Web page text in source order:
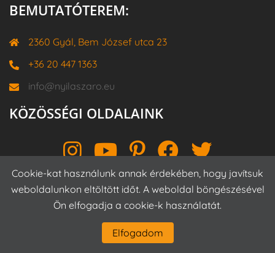
BEMUTATÓTEREM:
2360 Gyál, Bem József utca 23
+36 20 447 1363
info@nyilaszaro.eu
KÖZÖSSÉGI OLDALAINK
InstagramYouTubePinterest FacebookTwitter
Proudly powered by WordPress
Cookie-kat használunk annak érdekében, hogy javítsuk
weboldalunkon eltöltött időt. A weboldal böngészésével
Ön elfogadja a cookie-k használatát.
Elfogadom